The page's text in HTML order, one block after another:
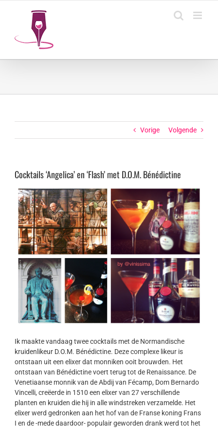
Vorige Volgende
Cocktails ‘Angelica’ en ‘Flash’ met D.O.M. Bénédictine
Ik maakte vandaag twee cocktails met de Normandische
kruidenlikeur D.O.M. Bénédictine. Deze complexe likeur is
ontstaan uit een elixer dat monniken ooit brouwden. Het
ontstaan van Bénédictine voert terug tot de Renaissance. De
Venetiaanse monnik van de Abdij van Fécamp, Dom Bernardo
Vincelli, creëerde in 1510 een elixer van 27 verschillende
planten en kruiden die hij in alle windstreken verzamelde. Het
elixer werd gedronken aan het hof van de Franse koning Frans
I en de -mede daardoor- populair geworden drank werd tot het